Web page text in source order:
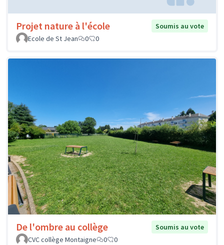
Projet nature à l'école
Soumis au vote
Ecole de St Jean
0 0
De l'ombre au collège
Soumis au vote
CVC collège Montaigne
0 0